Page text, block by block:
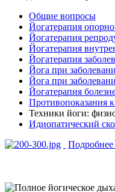
Общие вопросы
Йогатерапия
Йогатерапия
Йогатерапия
Йогатерапия
Йога при
Йога при
Йогатерапия
Противопоказания
Техники йоги:
Идиопатический